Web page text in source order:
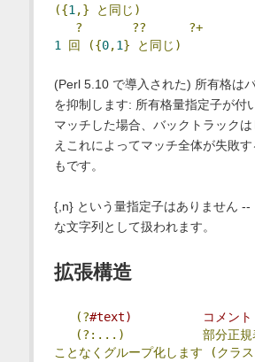
({1 ,}
と同じ)
?
?? ?+
1
回 ({0,1} と同じ)
(Perl 5.10 で導入された) 所有格は
を抑制します: 所有格量指定子が付
マッチした場合、バックトラックは
えこれによってマッチ全体が失敗
もです。
{,n} という量指定子はありません --
な文字列として扱われます。
拡張構造
(?#text)          コメント
(?:...)
部分正
ことなくグループ化します
(クラ